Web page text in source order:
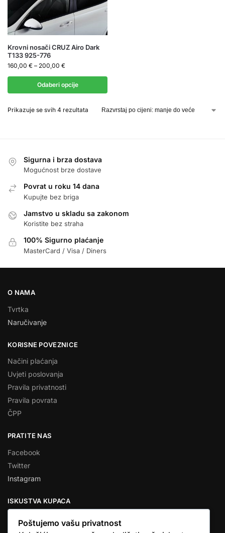
Krovni nosači CRUZ Airo Dark
T133 925-776
160,00 € – 200,00 €
Odaberi opcije
Prikazuje se svih 4 rezultata
Sigurna i brza dostava
Mogućnost brze dostave
Povrat u roku 14 dana
Kupujte bez briga
Jamstvo u skladu sa zakonom
Koristite bez straha
100% Sigurno plaćanje
MasterCard / Visa / Diners
O NAMA
Tvrtka
Naručivanje
KORISNE POVEZNICE
Načini plaćanja
Uvjeti poslovanja
Pravila privatnosti
Pravila povrata
ČPP
PRATITE NAS
Facebook
Twitter
Instagram
ISKUSTVA KUPACA
Poštujemo vašu privatnost